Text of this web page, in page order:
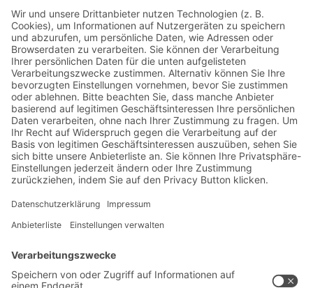
Jetzt Kontakt aufnehmen
Jetzt beim BITO Newsletter
anmelden:
Lager- & Logistiknews
Exklusive Rabatte
Neuheiten
Newsletter abonnieren
Lösungen
IntralogistiklösungenKontaktformular